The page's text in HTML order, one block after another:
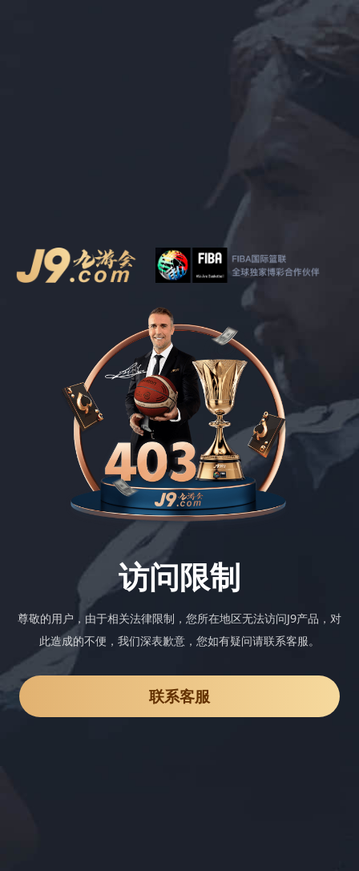
访问限制
尊敬的用户，由于相关法律限制，您所在地区无法访问J9产品，对
此造成的不便，我们深表歉意，您如有疑问请联系客服。
联系客服